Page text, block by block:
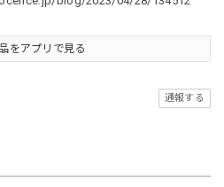
をアプリで見る
通報する